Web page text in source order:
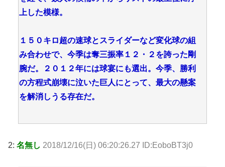
上した模様。
１５０キロ超の速球とスライダーなど変化球の組
み合わせで、今季は奪三振率１２・２を誇った剛
腕だ。２０１２年には球宴にも選出。今季、勝利
の方程式崩壊に泣いた巨人にとって、最大の懸案
を解消しうる存在だ。
2: 名無し 2018/12/16(日) 06:20:26.27 ID:EoboBT3j0